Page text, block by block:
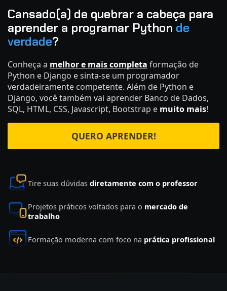
Cansado(a) de quebrar a cabeça para
aprender a programar Python de
verdade?
Conheça a melhor e mais completa formação de
Python e Django e sinta-se um programador
verdadeiramente competente. Além de Python e
Django, você também vai aprender Banco de Dados,
SQL, HTML, CSS, Javascript, Bootstrap e muito mais!
QUERO APRENDER!
Tire suas dúvidas diretamente com o professor
Projetos práticos voltados para o mercado de
trabalho
Formação moderna com foco na prática profissional